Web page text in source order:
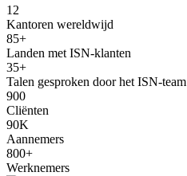
12
Kantoren wereldwijd
85+
Landen met ISN-klanten
35+
Talen gesproken door het ISN-team
900
Cliënten
90K
Aannemers
800+
Werknemers